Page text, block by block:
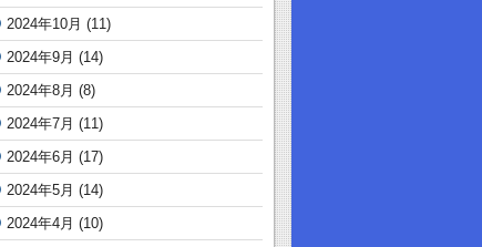
2024年10月 (11)
2024年9月 (14)
2024年8月 (8)
2024年7月 (11)
2024年6月 (17)
2024年5月 (14)
2024年4月 (10)